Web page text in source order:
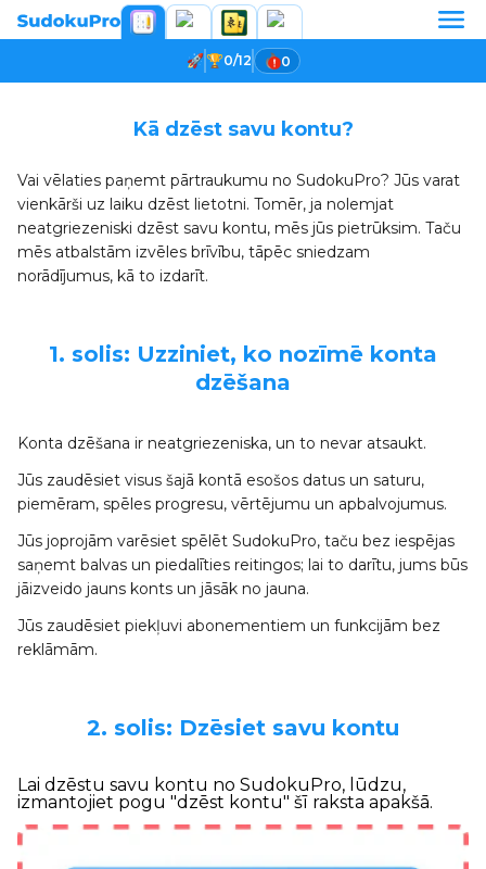
0/12 0
Kā dzēst savu kontu?
Vai vēlaties paņemt pārtraukumu no SudokuPro? Jūs varat
vienkārši uz laiku dzēst lietotni. Tomēr, ja nolemjat
neatgriezeniski dzēst savu kontu, mēs jūs pietrūksim. Taču
mēs atbalstām izvēles brīvību, tāpēc sniedzam
norādījumus, kā to izdarīt.
1. solis: Uzziniet, ko nozīmē konta
dzēšana
Konta dzēšana ir neatgriezeniska, un to nevar atsaukt.
Jūs zaudēsiet visus šajā kontā esošos datus un saturu,
piemēram, spēles progresu, vērtējumu un apbalvojumus.
Jūs joprojām varēsiet spēlēt SudokuPro, taču bez iespējas
saņemt balvas un piedalīties reitingos; lai to darītu, jums būs
jāizveido jauns konts un jāsāk no jauna.
Jūs zaudēsiet piekļuvi abonementiem un funkcijām bez
reklāmām.
2. solis: Dzēsiet savu kontu
Lai dzēstu savu kontu no SudokuPro, lūdzu,
izmantojiet pogu "dzēst kontu" šī raksta apakšā.